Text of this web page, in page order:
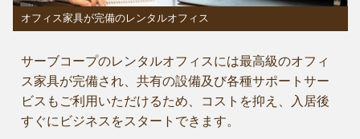
オフィス家具が完備のレンタルオフィス
サーブコープのレンタルオフィスには最高級のオフィ
ス家具が完備され、共有の設備及び各種サポートサー
ビスもご利用いただけるため、コストを抑え、入居後
すぐにビジネスをスタートできます。